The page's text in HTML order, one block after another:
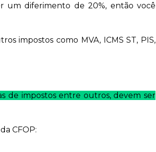
um diferimento de 20%, então você
impostos como MVA, ICMS ST, PIS,
de impostos entre outros, devem ser
CFOP: